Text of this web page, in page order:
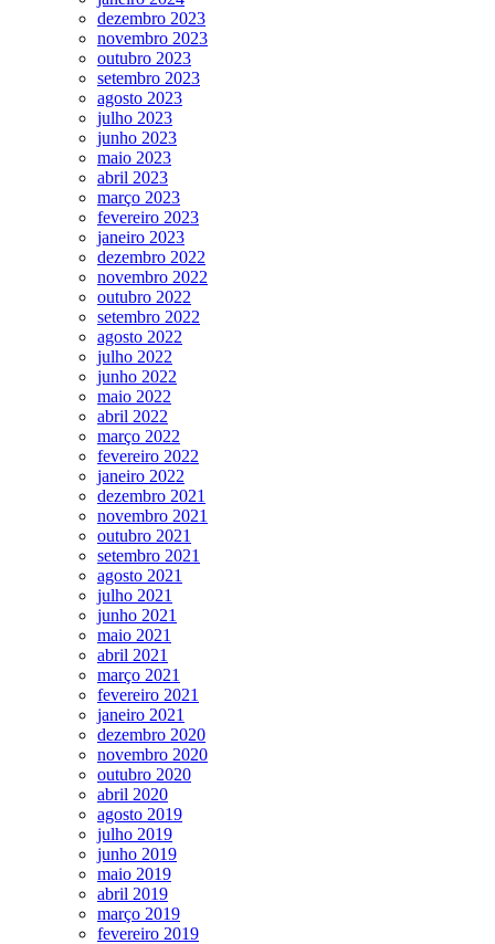
dezembro 2023
novembro 2023
outubro 2023
setembro 2023
agosto 2023
julho 2023
junho 2023
maio 2023
abril 2023
março 2023
fevereiro 2023
janeiro 2023
dezembro 2022
novembro 2022
outubro 2022
setembro 2022
agosto 2022
julho 2022
junho 2022
maio 2022
abril 2022
março 2022
fevereiro 2022
janeiro 2022
dezembro 2021
novembro 2021
outubro 2021
setembro 2021
agosto 2021
julho 2021
junho 2021
maio 2021
abril 2021
março 2021
fevereiro 2021
janeiro 2021
dezembro 2020
novembro 2020
outubro 2020
abril 2020
agosto 2019
julho 2019
junho 2019
maio 2019
abril 2019
março 2019
fevereiro 2019